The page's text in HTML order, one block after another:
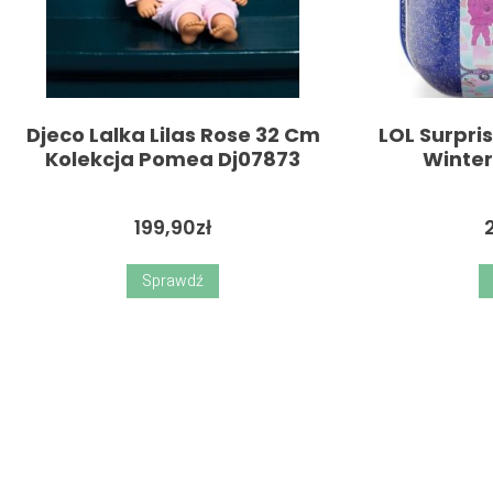
Djeco Lalka Lilas Rose 32 Cm
Kolekcja Pomea Dj07873
199,90zł
Sprawdź
LOL
Winter